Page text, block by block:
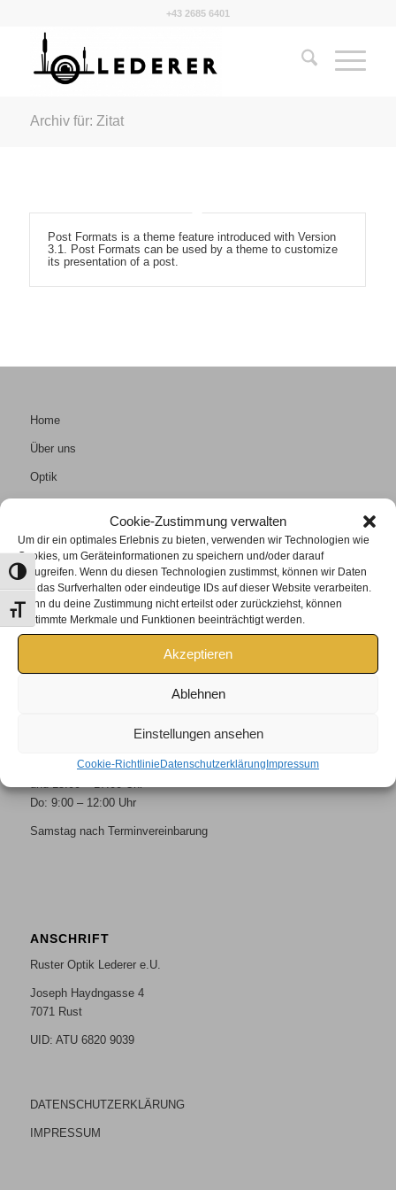
Cookie-Zustimmung verwalten
Um dir ein optimales Erlebnis zu bieten, verwenden wir Technologien wie
Cookies, um Geräteinformationen zu speichern und/oder darauf
zuzugreifen. Wenn du diesen Technologien zustimmst, können wir Daten
wie das Surfverhalten oder eindeutige IDs auf dieser Website verarbeiten.
Wenn du deine Zustimmung nicht erteilst oder zurückziehst, können
bestimmte Merkmale und Funktionen beeinträchtigt werden.
Akzeptieren
Ablehnen
Einstellungen ansehen
Cookie-Richtlinie Datenschutzerklärung Impressum
Umschalten auf hohe Kontraste
Schrift vergrößern
+43 2685 6401
Archiv für: Zitat
Post Formats is a theme feature introduced with Version
3.1. Post Formats can be used by a theme to customize
its presentation of a post.
Home
Über uns
Optik
Hören
Kontakt
Mo, Di, Mi, Fr: 9:00 – 13:00 Uhr
und 15:00 – 17:00 Uhr
Do: 9:00 – 12:00 Uhr
Samstag nach Terminvereinbarung
ANSCHRIFT
Ruster Optik Lederer e.U.
Joseph Haydngasse 4
7071 Rust
UID: ATU 6820 9039
DATENSCHUTZERKLÄRUNG
IMPRESSUM